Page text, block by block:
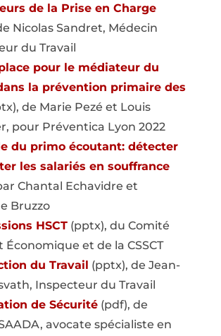
de la Prise en Charge
Nicolas Sandret, Médecin
du Travail
pour le médiateur du
la prévention primaire des
de Marie Pezé et Louis
pour Préventica Lyon 2022
du primo écoutant: détecter
les salariés en souffrance
Chantal Echavidre et
Bruzzo
HSCT(pptx), du Comité
Économique et de la CSSCT
du Travail (pptx), de Jean-
Inspecteur du Travail
de Sécurité(pdf), de
avocate spécialiste en